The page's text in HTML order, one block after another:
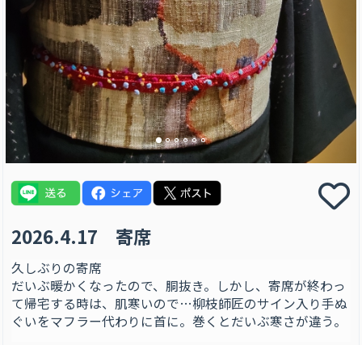
2026.4.17 寄席
久しぶりの寄席
だいぶ暖かくなったので、胴抜き。しかし、寄席が終わっ
て帰宅する時は、肌寒いので…柳枝師匠のサイン入り手ぬ
ぐいをマフラー代わりに首に。巻くとだいぶ寒さが違う。